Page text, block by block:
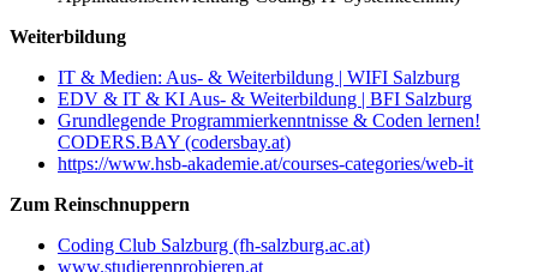
Weiterbildung
IT & Medien: Aus- & Weiterbildung | WIFI Salzburg
EDV & IT & KI Aus- & Weiterbildung | BFI Salzburg
Grundlegende Programmierkenntnisse & Coden lernen!
CODERS.BAY (codersbay.at)
https://www.hsb-akademie.at/courses-categories/web-it
Zum Reinschnuppern
Coding Club Salzburg (fh-salzburg.ac.at)
www.studierenprobieren.at